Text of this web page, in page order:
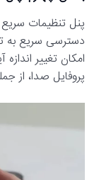
دسترسی سریع به
امکان تغییر
پروفایل صدا، از